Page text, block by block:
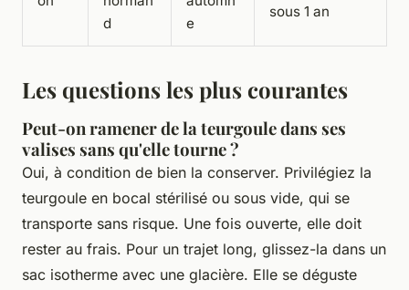
d
e
sous 1 an
Les questions les plus courantes
Peut-on ramener de la teurgoule dans ses
valises sans qu'elle tourne ?
Oui, à condition de bien la conserver. Privilégiez la
teurgoule en bocal stérilisé ou sous vide, qui se
transporte sans risque. Une fois ouverte, elle doit
rester au frais. Pour un trajet long, glissez-la dans un
sac isotherme avec une glacière. Elle se déguste